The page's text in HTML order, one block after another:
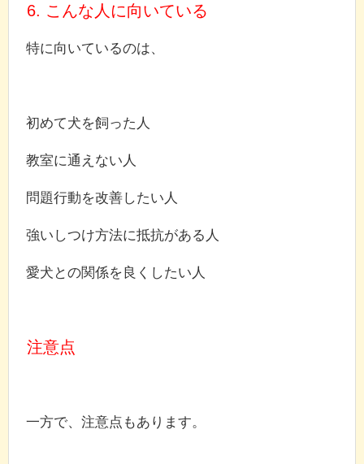
6. こんな人に向いている
特に向いているのは、
初めて犬を飼った人
教室に通えない人
問題行動を改善したい人
強いしつけ方法に抵抗がある人
愛犬との関係を良くしたい人
注意点
一方で、注意点もあります。